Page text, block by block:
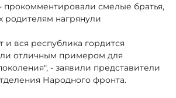
- прокомментировали смелые братья,
родителям нагрянули
вся республика гордится
отличным примером для
- заявили представители
Народного фронта.